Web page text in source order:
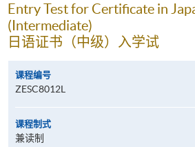
Entry Test for Certificate in
(Intermediate)
日语证书（中级）入学试
课程编号
ZESC8012L
课程制式
兼读制